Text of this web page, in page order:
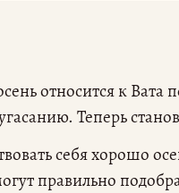
относится к Вата
Теперь
себя хорошо
правильно